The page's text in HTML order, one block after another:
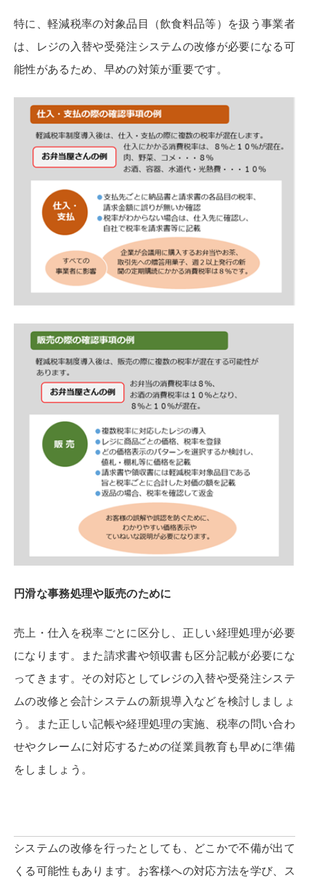
特に、軽減税率の対象品目（飲食料品等）を扱う事業者
は、レジの入替や受発注システムの改修が必要になる可
能性があるため、早めの対策が重要です。
円滑な事務処理や販売のために
売上・仕入を税率ごとに区分し、正しい経理処理が必要
になります。また請求書や領収書も区分記載が必要にな
ってきます。その対応としてレジの入替や受発注システ
ムの改修と会計システムの新規導入などを検討しましょ
う。また正しい記帳や経理処理の実施、税率の問い合わ
せやクレームに対応するための従業員教育も早めに準備
をしましょう。
システムの改修を行ったとしても、どこかで不備が出て
くる可能性もあります。 お客様への対応方法を学び、ス